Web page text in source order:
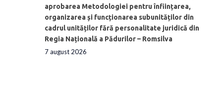
aprobarea Metodologiei pentru înființarea,
organizarea și funcționarea subunităților din
cadrul unităților fără personalitate juridică din
Regia Națională a Pădurilor – Romsilva
7 august 2026